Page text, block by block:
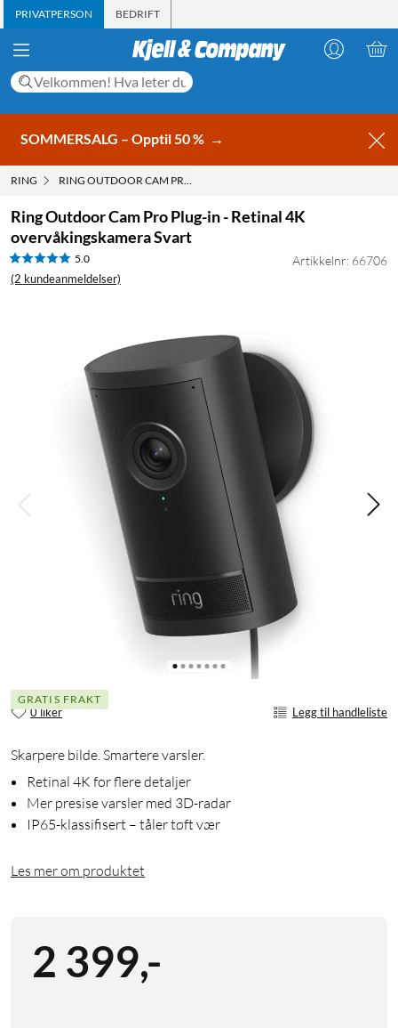
PRIVATPERSON BEDRIFT
SOMMERSALG – Opptil 50 % →
RING RING OUTDOOR CAM PRO PLUG-IN - RETINAL 4K
Ring Outdoor Cam Pro Plug-in - Retinal 4K
overvåkingskamera Svart
5.0
(2 kundeanmeldelser)
Artikkelnr: 66706
GRATIS FRAKT
0 liker Legg til handleliste
Skarpere bilde. Smartere varsler.
Retinal 4K for flere detaljer
Mer presise varsler med 3D-radar
IP65-klassifisert – tåler tøft vær
Les mer om produktet
2 399,-